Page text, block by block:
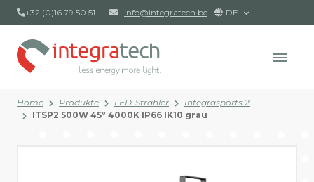
+32 (0)16 79 50 51 info@integratech.be DE
Home Produkte LED-Strahler
Integrasports 2
ITSP2 500W 45° 4000K IP66 IK10 grau